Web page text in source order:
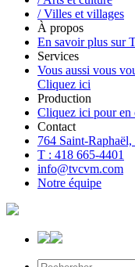
/ Villes et villages
À propos
En savoir plus sur
Services
Vous aussi vous
Cliquez ici
Production
Cliquez ici pour en
Contact
764 Saint-
T : 418 665-4401
info@tvcvm.com
Notre équipe